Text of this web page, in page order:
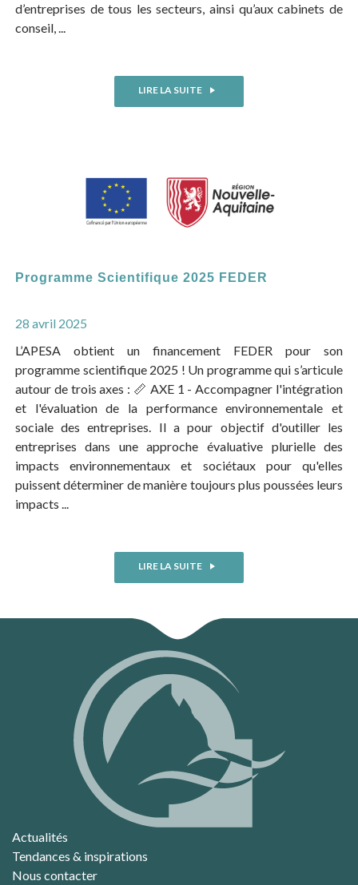
d’entreprises de tous les secteurs, ainsi qu’aux cabinets de
conseil, ...
LIRE LA SUITE
Programme Scientifique 2025 FEDER
28 avril 2025
L’APESA obtient un financement FEDER pour son
programme scientifique 2025 ! Un programme qui s’articule
autour de trois axes : 📏 AXE 1 - Accompagner l'intégration
et l'évaluation de la performance environnementale et
sociale des entreprises. Il a pour objectif d'outiller les
entreprises dans une approche évaluative plurielle des
impacts environnementaux et sociétaux pour qu'elles
puissent déterminer de manière toujours plus poussées leurs
impacts ...
LIRE LA SUITE
Actualités
Tendances & inspirations
Nous contacter